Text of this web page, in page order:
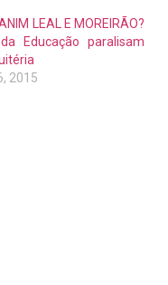
LEAL E MOREIRÃO?
Educação paralisam
2015